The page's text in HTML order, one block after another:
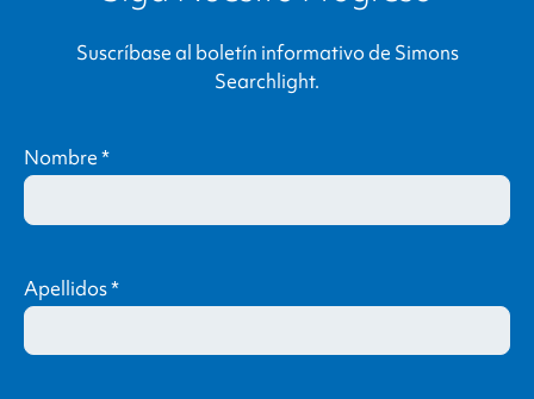
Suscríbase al boletín informativo de Simons
Searchlight.
Nombre*
Apellidos*